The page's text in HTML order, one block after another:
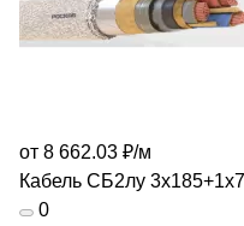
от 8 662.03 ₽/м
Кабель СБ2лу
0